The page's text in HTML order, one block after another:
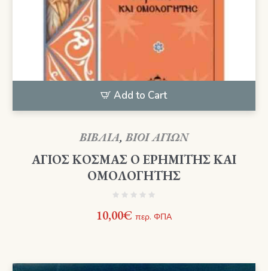
Add to Cart
ΒΙΒΛΙΑ,ΒΙΟΙ ΑΓΙΩΝ
ΑΓΙΟΣ ΚΟΣΜΑΣ Ο ΕΡΗΜΙΤΗΣ ΚΑΙ
ΟΜΟΛΟΓΗΤΗΣ
10,00€ περ. ΦΠΑ